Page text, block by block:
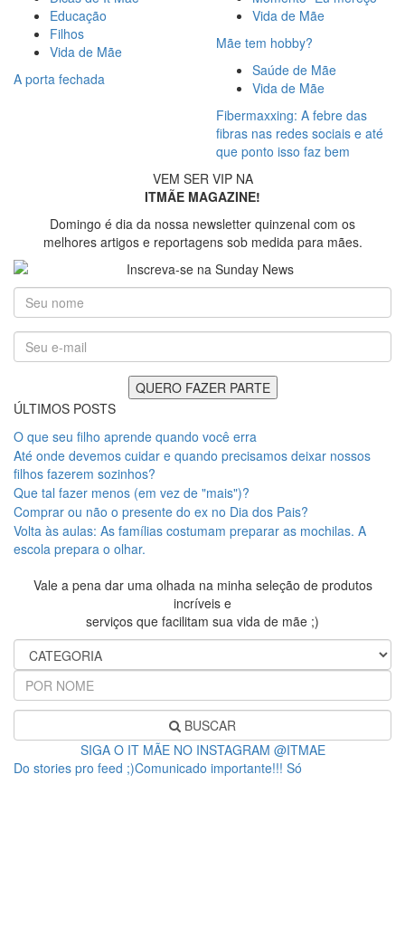
Educação
Filhos
Vida de Mãe
A porta fechada
Vida de Mãe
Mãe tem hobby?
Saúde de Mãe
Vida de Mãe
Fibermaxxing: A febre das
fibras nas redes sociais e até
que ponto isso faz bem
VEM SER VIP NA
ITMÃE MAGAZINE!
Domingo é dia da nossa newsletter quinzenal com os
melhores artigos e reportagens sob medida para mães.
ÚLTIMOS POSTS
O que seu filho aprende quando você erra
Até onde devemos cuidar e quando precisamos deixar nossos
filhos fazerem sozinhos?
Que tal fazer menos (em vez de "mais")?
Comprar ou não o presente do ex no Dia dos Pais?
Volta às aulas: As famílias costumam preparar as mochilas. A
escola prepara o olhar.
Vale a pena dar uma olhada na minha seleção de produtos
incríveis e
serviços que facilitam sua vida de mãe ;)
BUSCAR
SIGA O IT MÃE NO INSTAGRAM @ITMAE
Do stories pro feed ;)Comunicado importante!!! Só